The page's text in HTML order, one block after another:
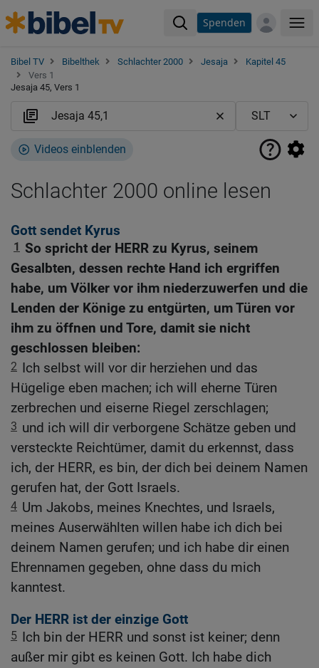
Spenden
Bibel TV Bibelthek Schlachter 2000 Jesaja
Kapitel 45
Vers 1
Jesaja 45, Vers 1
Videos einblenden
Schlachter 2000 online lesen
Gott sendet Kyrus
1 So spricht der HERR zu Kyrus, seinem
Gesalbten, dessen rechte Hand ich ergriffen
habe, um Völker vor ihm niederzuwerfen und die
Lenden der Könige zu entgürten, um Türen vor
ihm zu öffnen und Tore, damit sie nicht
geschlossen bleiben:
2 Ich selbst will vor dir herziehen und das
Hügelige eben machen; ich will eherne Türen
zerbrechen und eiserne Riegel zerschlagen;
3 und ich will dir verborgene Schätze geben und
versteckte Reichtümer, damit du erkennst, dass
ich, der HERR, es bin, der dich bei deinem Namen
gerufen hat, der Gott Israels.
4 Um Jakobs, meines Knechtes, und Israels,
meines Auserwählten willen habe ich dich bei
deinem Namen gerufen; und ich habe dir einen
Ehrennamen gegeben, ohne dass du mich
kanntest.
Der HERR ist der einzige Gott
5 Ich bin der HERR und sonst ist keiner; denn
außer mir gibt es keinen Gott. Ich habe dich